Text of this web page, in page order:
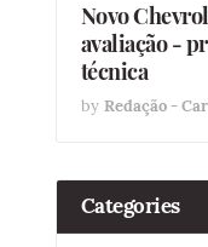
Novo
avaliação -
técnica
by Redação -
Categories